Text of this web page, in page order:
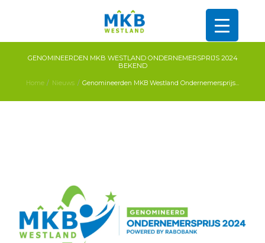
GENOMINEERDEN MKB WESTLAND ONDERNEMERSPRIJS 2024
BEKEND
Home Nieuws Genomineerden MKB Westland Ondernemersprijs...